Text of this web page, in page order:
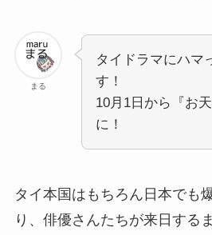
まる
タイドラマにハマ
す！
10月1日から『お
に！
タイ本国はもちろん日本でも
り、俳優さんたちが来日する